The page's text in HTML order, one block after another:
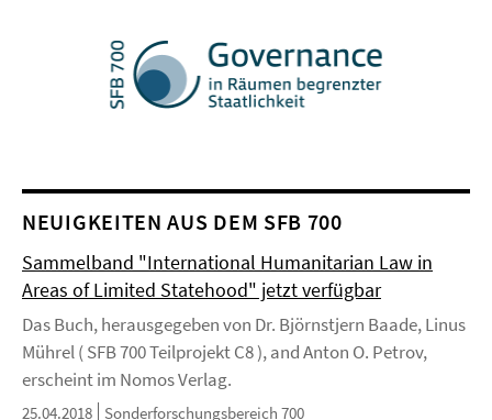
NEUIGKEITEN AUS DEM SFB 700
Sammelband "International Humanitarian Law in
Areas of Limited Statehood" jetzt verfügbar
Das Buch, herausgegeben von Dr. Björnstjern Baade, Linus
Mührel ( SFB 700 Teilprojekt C8 ), and Anton O. Petrov,
erscheint im Nomos Verlag.
25.04.2018 Sonderforschungsbereich 700